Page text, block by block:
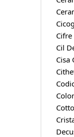
Cifre
Cil
Cisa